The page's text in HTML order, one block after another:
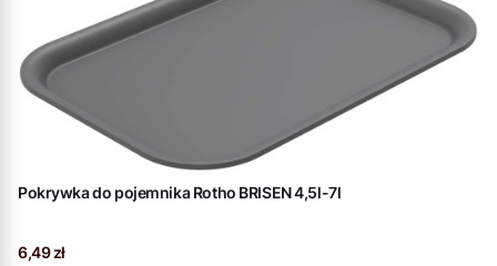
Pokrywka do pojemnika Rotho BRISEN 4,5l-7l
Cena
6,49 zł